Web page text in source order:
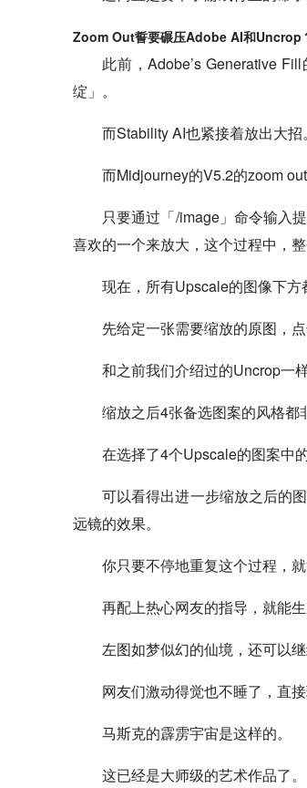
Zoom Out誓要碾压Adobe AI和Uncrop
此前，Adobe’s Generative
绽」。
而Stability AI也紧接着放出大
而Midjourney的V5.2的zoom
只要通过「/image」命令输入
喜欢的一个来放大，这个过程中，
现在，所有Upscale的图像下方
先给定一张需要缩放的原图，
和之前我们介绍过的Uncrop一
缩放之后4张备选图案的风格都
在选择了4个Upscale的图案中
可以看得出进一步缩放之后的
远镜的效果。
你只要不停地重复这个过程，
再配上热心网友的指导，就能
左图如梦似幻的仙境，还可以
网友们激动得觉也不睡了，直接
马斯克的霹雳宇宙是这样的。
这已经是大师级的艺术作品了。